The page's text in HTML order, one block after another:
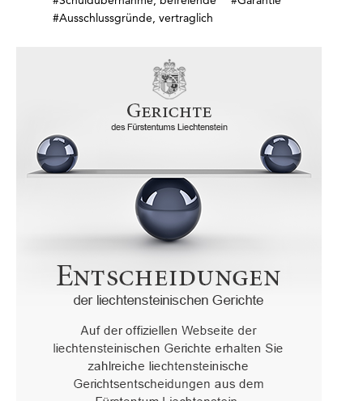
#Ausschlussgründe, vertraglich